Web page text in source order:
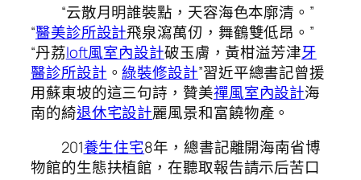
“云散月明誰裝點，天容海色本廓清。”
“醫美診所設計飛泉瀉萬仞，舞鶴雙低昂。”
“丹荔loft風室內設計破玉膚，黃柑溢芳津牙
醫診所設計 。綠裝修設計”習近平總書記曾援
用蘇東坡的這三句詩，贊美禪風室內設計海
南的綺退休宅設計麗風景和富饒物產。
201養生住宅8年，總書記離開海南省博
物館的生態扶植館，在聽取報告請示后苦口